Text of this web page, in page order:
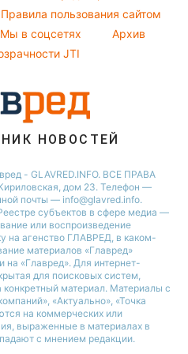
Правила пользования сайтом
Мы в соцсетях
Архив
JTI
НОВОСТЕЙ
- GLAVRED.INFO. ВСЕ ПРАВА
дом 23. Телефон —
почты — info@glavred.info.
cубъектов в сфере медиа —
или воспроизведение
на агенство ГЛАВРЕД, в каком-
материалов «Главред»
на «Главред». Для интернет-
для поисковых систем,
материал. Материалы с
«Актуально», «Точка
на коммерческих или
выраженные в материалах в
с мнением редакции.